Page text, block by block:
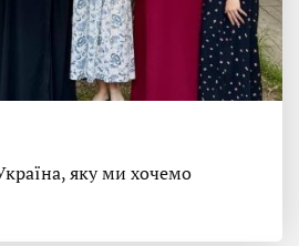
яку ми хочемо